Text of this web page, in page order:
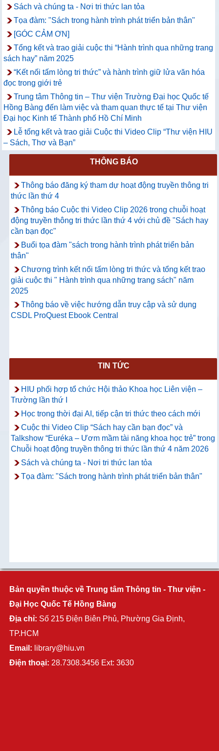
Sách và chúng ta - Nơi tri thức lan tỏa
Tọa đàm: "Sách trong hành trình phát triển bản thân"
[GÓC CẢM ƠN]
Tổng kết và trao giải cuộc thi “Hành trình qua những trang
sách hay” năm 2025
“Kết nối tấm lòng tri thức” và hành trình giữ lửa văn hóa
đọc trong giới trẻ
Trung tâm Thông tin – Thư viện Trường Đại học Quốc tế
Hồng Bàng đến làm việc và tham quan thực tế tại Thư viện
Đại học Kinh tế Thành phố Hồ Chí Minh
Lễ tổng kết và trao giải Cuộc thi Video Clip “Thư viện HIU
– Sách, Thơ và Bạn”
THÔNG BÁO
Thông báo đăng ký tham dự hoạt động truyền thông tri
thức lần thứ 4
Thông báo Cuộc thi Video Clip 2026 trong chuỗi hoạt
động truyền thông tri thức lần thứ 4 với chủ đề "Sách hay
cần bạn đọc"
Buổi tọa đàm "sách trong hành trình phát triển bản
thân"
Chương trình kết nối tấm lòng tri thức và tổng kết trao
giải cuộc thi " Hành trình qua những trang sách" năm
2025
Thông báo về việc hướng dẫn truy cập và sử dụng
CSDL ProQuest Ebook Central
TIN TỨC
HIU phối hợp tổ chức Hội thảo Khoa học Liên viện –
Trường lần thứ I
Học trong thời đại AI, tiếp cận tri thức theo cách mới
Cuộc thi Video Clip “Sách hay cần bạn đọc” và
Talkshow “Euréka – Ươm mầm tài năng khoa học trẻ” trong
Chuỗi hoạt động truyền thông tri thức lần thứ 4 năm 2026
Sách và chúng ta - Nơi tri thức lan tỏa
Tọa đàm: "Sách trong hành trình phát triển bản thân"
Bản quyền thuộc về Trung tâm Thông tin - Thư viện -
Đại Học Quốc Tế Hồng Bàng
Địa chỉ: Số 215 Điện Biên Phủ, Phường Gia Định,
TP.HCM
Email: library@hiu.vn
Điện thoại: 28.7308.3456 Ext: 3630